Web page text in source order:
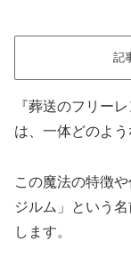
記
『葬送のフリー
は、一体どのよ
この魔法の特徴
ジルム」という
します。